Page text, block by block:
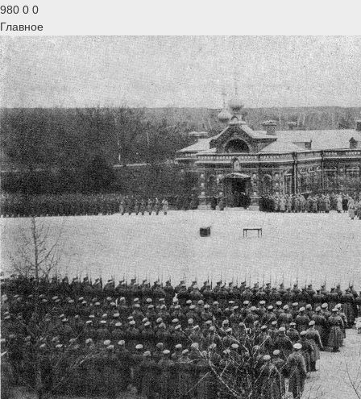
980 0 0
Главное